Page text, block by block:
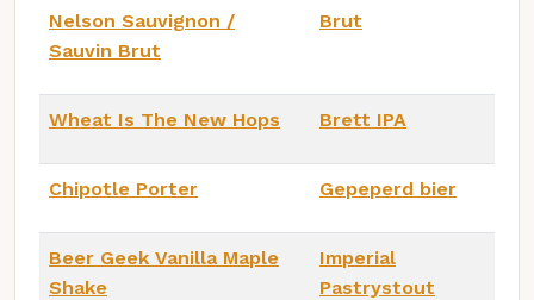
Nelson Sauvignon /
Sauvin Brut
Brut
Wheat Is The New Hops Brett IPA
Chipotle Porter Gepeperd bier
Beer Geek Vanilla Maple
Shake
Imperial
Pastrystout